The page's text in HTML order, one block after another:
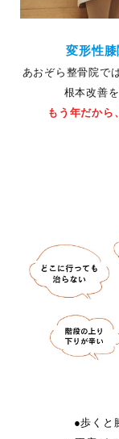
変形性
あおぞら整骨院で
根本改善
もう年だから
●歩く